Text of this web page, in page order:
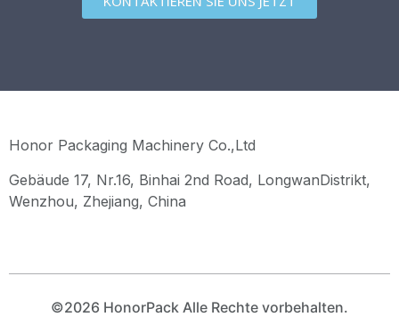
Honor Packaging Machinery Co.,Ltd
Gebäude 17, Nr.16, Binhai 2nd Road, LongwanDistrikt,
Wenzhou, Zhejiang, China
©2026 HonorPack Alle Rechte vorbehalten.